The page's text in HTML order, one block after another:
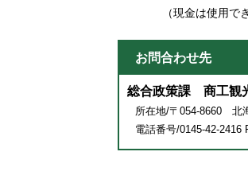
（現金は使用でき
お問合わせ先
総合政策課 商工観
所在地/〒054-8660 北
電話番号/0145-42-2416